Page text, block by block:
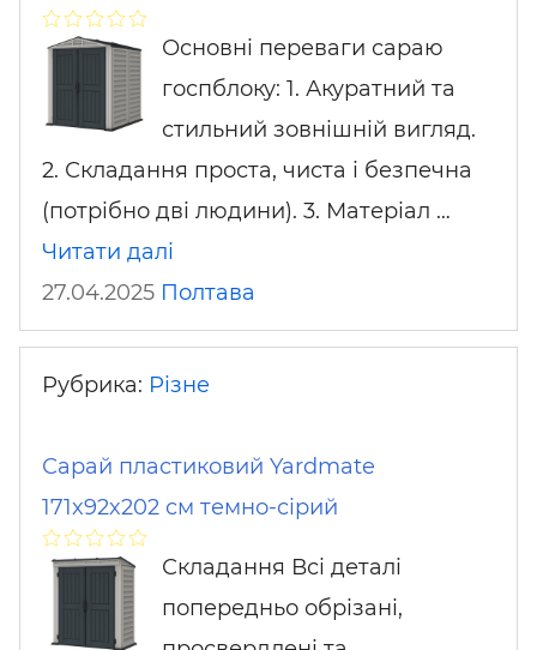
Основні переваги сараю
госпблоку: 1. Акуратний та
стильний зовнішній вигляд.
2. Складання проста, чиста і безпечна
(потрібно дві людини). 3. Матеріал …
Читати далі
27.04.2025 Полтава
Рубрика: Різне
Сарай пластиковий Yardmate
171x92x202 см темно-сірий
Складання Всі деталі
попередньо обрізані,